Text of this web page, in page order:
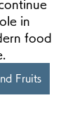
in
food
Fruits